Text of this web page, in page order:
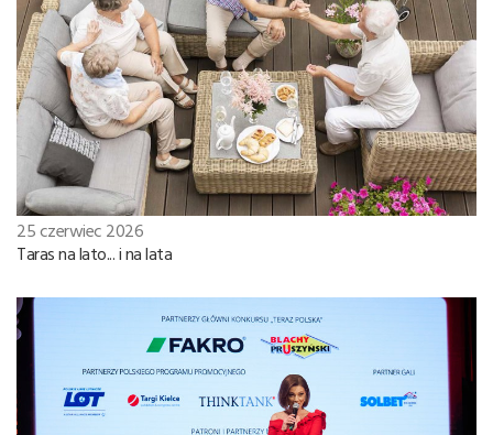
25 czerwiec 2026
Taras na lato... i na lata